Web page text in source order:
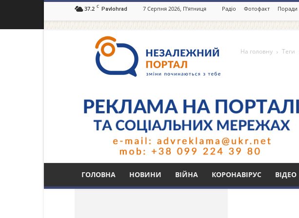
37.2 C Pavlohrad 7 Серпня 2026, П’ятниця Радіо Фотофакт Поради
портал
Павлоград.dp.ua
ГОЛОВНА НОВИНИ ВІЙНА КОРОНАВІРУС ВІДЕО
На головну Теги
Тег: метеорологічне явище